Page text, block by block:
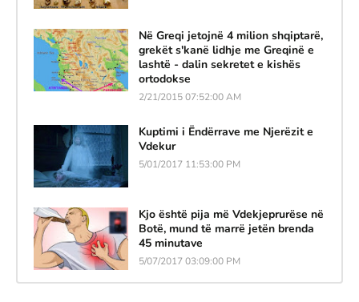
Në Greqi jetojnë 4 milion shqiptarë,
grekët s'kanë lidhje me Greqinë e
lashtë - dalin sekretet e kishës
ortodokse
2/21/2015 07:52:00 AM
Kuptimi i Ëndërrave me Njerëzit e
Vdekur
5/01/2017 11:53:00 PM
Kjo është pija më Vdekjeprurëse në
Botë, mund të marrë jetën brenda
45 minutave
5/07/2017 03:09:00 PM